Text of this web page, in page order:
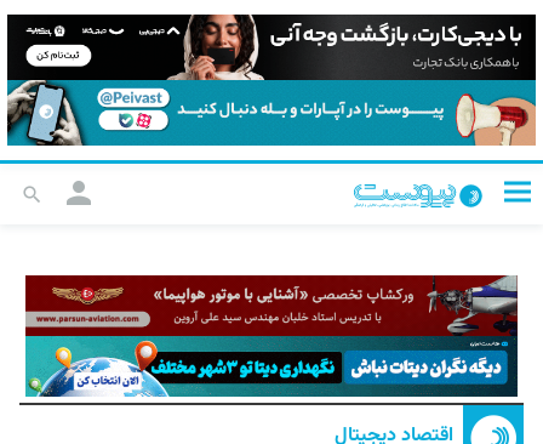
اقتصاد دیجیتال